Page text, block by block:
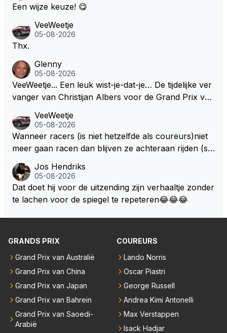
Een wijze keuze! 😋
VeeWeetje
05-08-2026
Thx.
Glenny
05-08-2026
VeeWeetje... Een leuk wist-je-dat-je… De tijdelijke ver
vanger van Christijan Albers voor de Grand Prix van
rkus Winkelhock. Vanaf de race daarna werd het st
oeltje definitief overgenomen door Sakon Yamamot
o. Na 2 rondes gokte Markus Winkelhock goed (hij k
Dat was ook de enige keer dat een Spyker ooit aan
kop reed. Toen de rest van het veld ook regenband
en had, werd hij helaas aan alle kanten door iederee
n achterhaald. Hij moest later opgeven vanwege een
technisch mankement. Het was ook de enige keer d
eed; hij vertrok daarna...
VeeWeetje
05-08-2026
Wanneer racers (is niet hetzelfde als coureurs)niet
meer gaan racen dan blijven ze achteraan rijden (so
analisten bij een vaag omroepbedrijf.
Jos Hendriks
05-08-2026
Dat doet hij voor de uitzending zijn verhaaltje zonder
te lachen voor de spiegel te repeteren😂😂😂
GRANDS PRIX
Grand Prix van Australië
Grand Prix van China
Grand Prix van Japan
Grand Prix van Bahrein
Grand Prix van Saoedi-
Arabië
COUREURS
Lando Norris
Oscar Piastri
George Russell
Andrea Kimi Antonelli
Max Verstappen
Isack Hadjar